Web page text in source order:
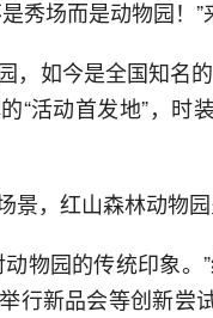
秀场而是动物园！”
，如今是全国知名
“活动首发地”，时
，红山森林动物园
物园的传统印象。
行新品会等创新尝